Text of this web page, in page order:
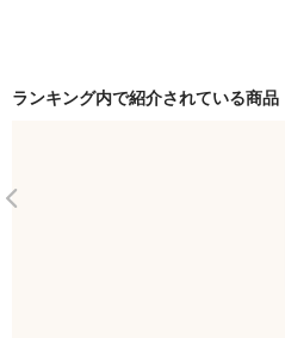
ランキング内で紹介されている商品